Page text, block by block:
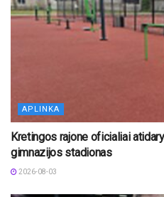
APLINKA
Kretingos rajone oficialiai
gimnazijos stadionas
2026-08-03